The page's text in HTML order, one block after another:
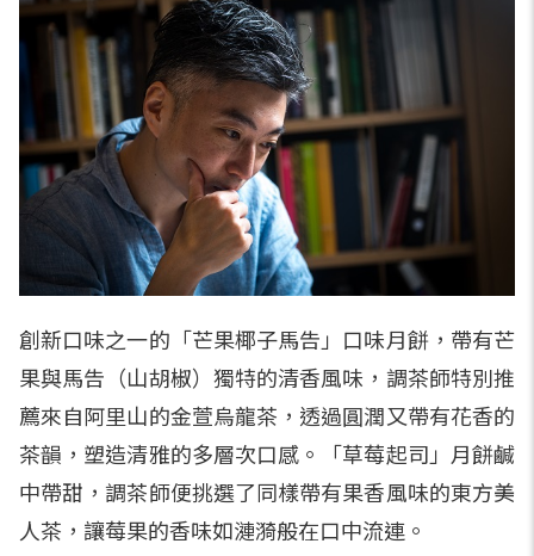
創新口味之一的「芒果椰子馬告」口味月餅，帶有芒
果與馬告（山胡椒）獨特的清香風味，調茶師特別推
薦來自阿里山的金萱烏龍茶，透過圓潤又帶有花香的
茶韻，塑造清雅的多層次口感。「草莓起司」月餅鹹
中帶甜，調茶師便挑選了同樣帶有果香風味的東方美
人茶，讓莓果的香味如漣漪般在口中流連。